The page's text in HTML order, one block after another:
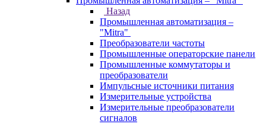
Назад
Промышленная автоматизация –
"Mitra"
Преобразователи частоты
Промышленные операторские панели
Промышленные коммутаторы и
преобразователи
Импульсные источники питания
Измерительные устройства
Измерительные преобразователи
сигналов